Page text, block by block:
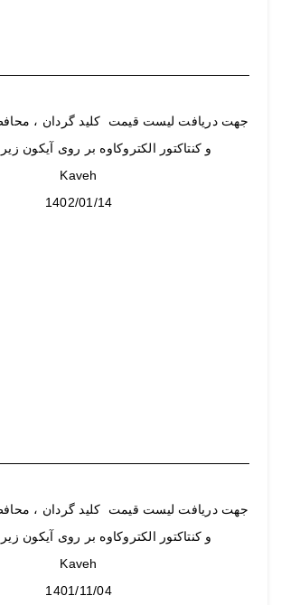
جهت دریافت لیست قیمت کلید گردان ،
و کنتاکتور الکتروکاوه بر روی آیکون
Kaveh
1402/01/14
جهت دریافت لیست قیمت کلید گردان ،
و کنتاکتور الکتروکاوه بر روی آیکون
Kaveh
1401/11/04